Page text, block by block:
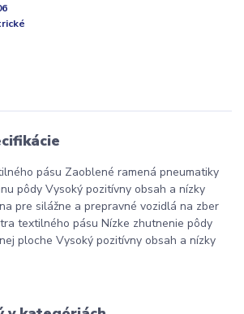
pásu Zaoblené ramená pneumatiky
pôdy Vysoký pozitívny obsah a nízky
pre silážne a prepravné vozidlá na zber
textilného pásu Nízke zhutnenie pôdy
ploche Vysoký pozitívny obsah a nízky